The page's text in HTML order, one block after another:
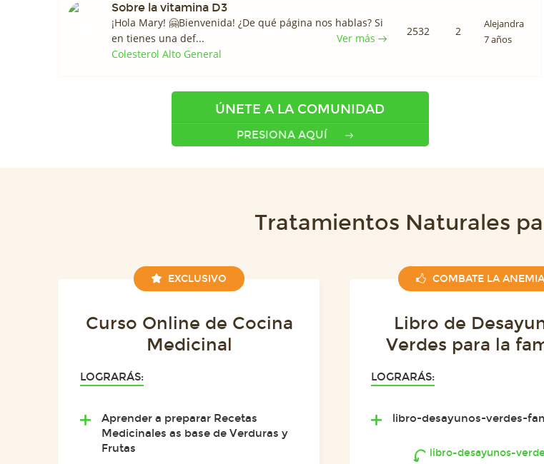
Sobre la vitamina D3
¡Hola Mary! 🤗Bienvenida! ¿De qué página nos hablas? Si
en tienes una def...
Ver más
Colesterol Alto General
2532 2
Alejandra
7 años
ÚNETE A LA COMUNIDAD
PRESIONA AQUÍ
Tratamientos Naturales
EXCLUSIVO
Curso Online de Cocina
Medicinal
LOGRARÁS:
Aprender a preparar Recetas
Medicinales as base de Verduras y
Frutas
COMBATE LA ANEMIA
Libro de
Verdes para la
LOGRARÁS:
libro-desayunos-verdes-
libro-desayunos-